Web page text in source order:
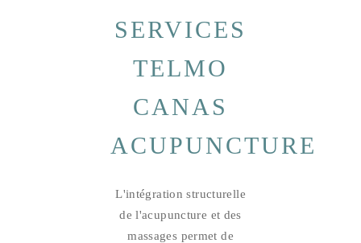
SERVICES
TELMO
CANAS
ACUPUNCTURE
L'intégration structurelle
de l'acupuncture et des
massages permet de